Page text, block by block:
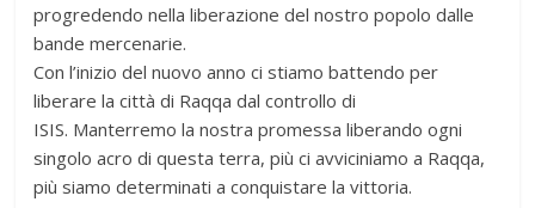
progredendo nella liberazione del nostro popolo dalle
bande mercenarie.
Con l’inizio del nuovo anno ci stiamo battendo per
liberare la città di Raqqa dal controllo di
ISIS. Manterremo la nostra promessa liberando ogni
singolo acro di questa terra, più ci avviciniamo a Raqqa,
più siamo determinati a conquistare la vittoria.